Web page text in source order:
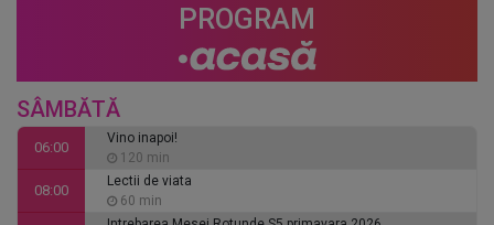
PROGRAM
SÂMBĂTĂ
06:00
Vino inapoi!
120 min
08:00
Lectii de viata
60 min